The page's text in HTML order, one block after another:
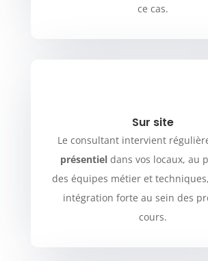
ce cas.
Sur site
Le consultant intervient
présentiel dans vos locaux, au
des équipes métier et
intégration forte au sein des
cours.